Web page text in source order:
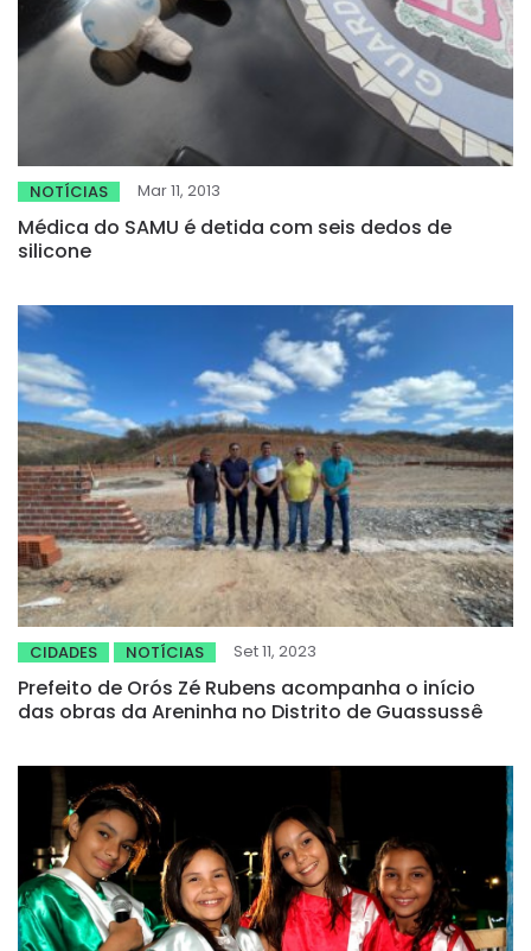
NOTÍCIAS Mar 11, 2013
Médica do SAMU é detida com seis dedos de
silicone
CIDADES NOTÍCIAS Set 11, 2023
Prefeito de Orós Zé Rubens acompanha o início
das obras da Areninha no Distrito de Guassussê